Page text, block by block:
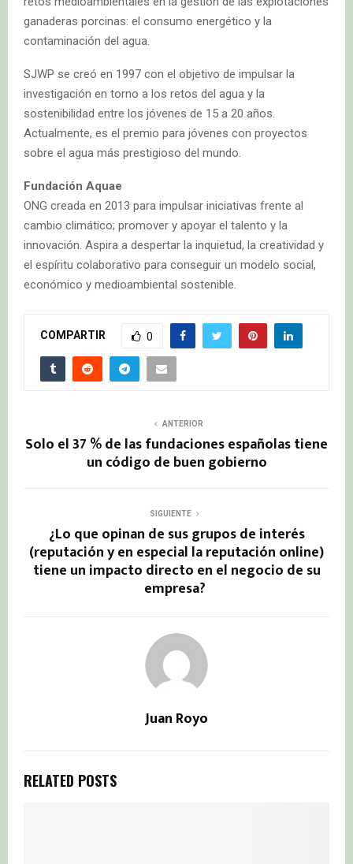
ganaderas porcinas: el consumo energético y la
contaminación del agua.
SJWP se creó en 1997 con el objetivo de impulsar la
investigación en torno a los retos del agua y la
sostenibilidad entre los jóvenes de 15 a 20 años.
Actualmente, es el premio para jóvenes con proyectos
sobre el agua más prestigioso del mundo.
Fundación Aquae
ONG creada en 2013 para impulsar iniciativas frente al
cambio climático; promover y apoyar el talento y la
innovación. Aspira a despertar la inquietud, la creatividad y
el espíritu colaborativo para conseguir un modelo social,
económico y medioambiental sostenible.
COMPARTIR 0
ANTERIOR
Solo el 37 % de las fundaciones españolas tiene
un código de buen gobierno
SIGUIENTE
¿Lo que opinan de sus grupos de interés
(reputación y en especial la reputación online)
tiene un impacto directo en el negocio de su
empresa?
Juan Royo
RELATED POSTS